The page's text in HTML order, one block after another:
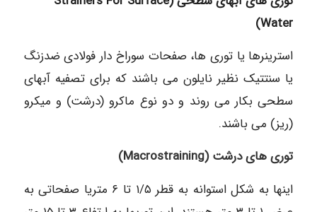
Water)
استرینرها یا توری ها، صفحات سوراخ دار فولادی ضدزنگ
یا سنتتیک نظیر نایلون می باشند که برای تصفیه آبهای
سطحی بکار می روند و دو نوع ماکرو (درشت) و میکرو
(ریز) می باشند.
توری های درشت (Macrostraining)
اینها به شکل استوانه به قطر ۱/۵ تا ۶ متریا صفحاتی به